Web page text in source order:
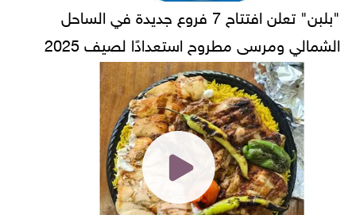
"بلبن" تعلن افتتاح 7 فروع جديدة في الساحل
الشمالي ومرسى مطروح استعدادًا لصيف 2025